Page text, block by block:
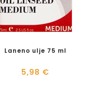
Laneno ulje 75 ml
5,98 €